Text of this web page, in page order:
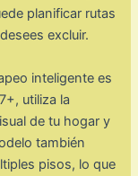
planificar rutas
excluir.
inteligente es
utiliza la
de tu hogar y
también
pisos, lo que